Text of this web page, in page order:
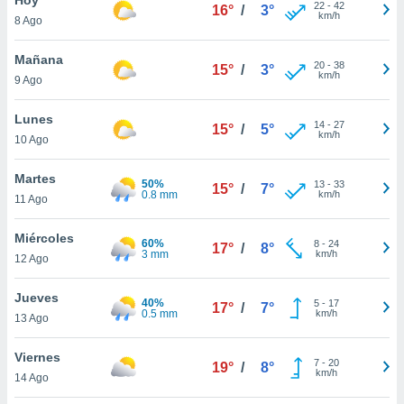
en
más
nuestra
de
cookies
aceptar
8 Ago
16° / 3° 22- 42
km/h
Mañana
9 Ago
15° / 3° 20- 38
km/h
Lunes
10 Ago
15° / 5° 14- 27
km/h
Martes
11 Ago
50%
0.8 mm
15° / 7° 13- 33
km/h
Miércoles
12 Ago
60%
3 mm
17° / 8° 8- 24
km/h
Jueves
13 Ago
40%
0.5 mm
17° / 7° 5- 17
km/h
Viernes
14 Ago
19° / 8° 7- 20
km/h